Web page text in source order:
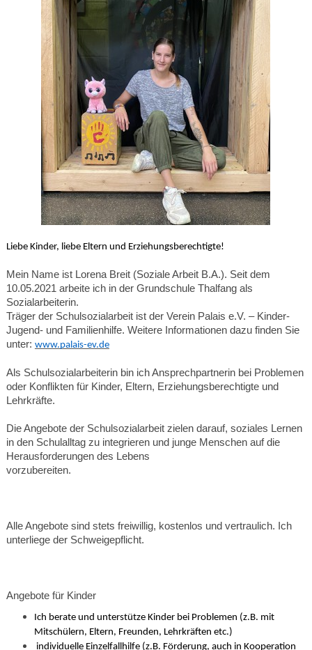
Liebe Kinder, liebe Eltern und Erziehungsberechtigte!
Mein Name ist Lorena Breit (Soziale Arbeit B.A.). Seit dem
10.05.2021 arbeite ich in der Grundschule Thalfang als
Sozialarbeiterin.
Träger der Schulsozialarbeit ist der Verein Palais e.V. – Kinder-
Jugend- und Familienhilfe. Weitere Informationen dazu finden Sie
unter: www.palais-ev.de
Als Schulsozialarbeiterin bin ich Ansprechpartnerin bei Problemen
oder Konflikten für Kinder, Eltern, Erziehungsberechtigte und
Lehrkräfte.
Die Angebote der Schulsozialarbeit zielen darauf, soziales Lernen
in den Schulalltag zu integrieren und junge Menschen auf die
Herausforderungen des Lebens
vorzubereiten.
Alle Angebote sind stets freiwillig, kostenlos und vertraulich. Ich
unterliege der Schweigepflicht.
Angebote für Kinder
Ich berate und unterstütze Kinder bei Problemen (z.B. mit
Mitschülern, Eltern, Freunden, Lehrkräften etc.)
individuelle Einzelfallhilfe (z.B. Förderung, auch in Kooperation